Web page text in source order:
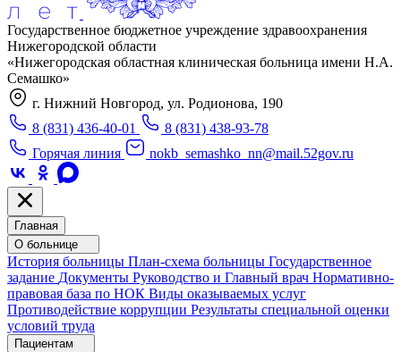
Государственное бюджетное учреждение здравоохранения
Нижегородской области
«Нижегородская областная клиническая больница имени Н.А.
Семашко»
г. Нижний Новгород, ул. Родионова, 190
8 (831) 436-40-01
8 (831) 438-93-78
Горячая линия
nokb_semashko_nn@mail.52gov.ru
Главная
О больнице
История больницы План-схема больницы Государственное
задание Документы Руководство и Главный врач Нормативно-
правовая база по НОК Виды оказываемых услуг
Противодействие коррупции Результаты специальной оценки
условий труда
Пациентам